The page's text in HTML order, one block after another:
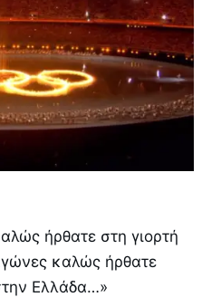
ήρθατε στη γιορτή
καλώς ήρθατε
Ελλάδα…»